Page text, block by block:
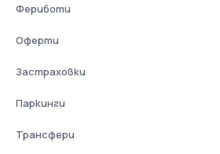
Фериботи
Оферти
Застраховки
Паркинги
Трансфери